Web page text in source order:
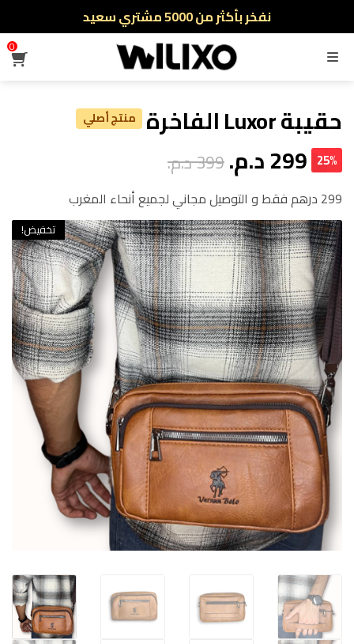
أطلب الآن والدفع فقط عند استلام المنتج
القائمة
0
حقيبة Luxor الفاخرة منتج أصلي
299 د.م. 399 د.م. 25%
299 درهم فقط و التوصيل مجاني لجميع أنحاء المغرب
تخفيض!